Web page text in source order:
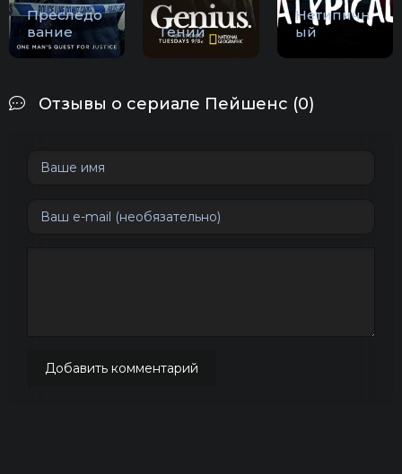
Преследо
вание
Гений
Нетипичн
ый
Отзывы о сериале Пейшенс (0)
Добавить комментарий